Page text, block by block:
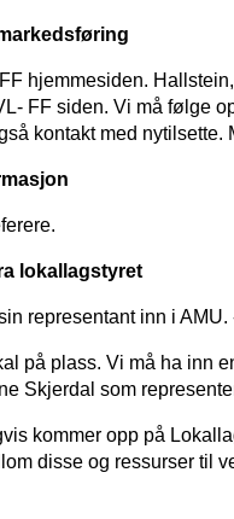
hjemmesiden.
FF siden. Vi må følge
kontakt med
lokallagstyret
representant inn i
på plass. Vi må ha inn
Skjerdal som
kommer opp på
disse og ressurser til